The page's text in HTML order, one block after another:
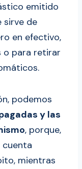
emitido
sirve de
en efectivo,
o para retirar
podemos
y las
, porque,
cuenta
mientras